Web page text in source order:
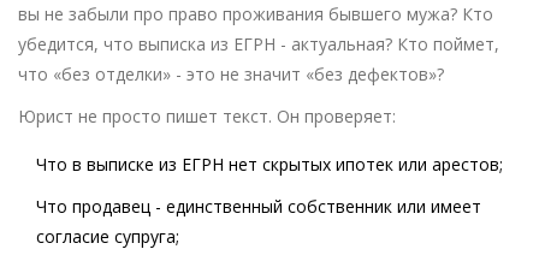
вы не забыли про право проживания бывшего мужа? Кто
убедится, что выписка из ЕГРН - актуальная? Кто поймет,
что «без отделки» - это не значит «без дефектов»?
Юрист не просто пишет текст. Он проверяет:
Что в выписке из ЕГРН нет скрытых ипотек или арестов;
Что продавец - единственный собственник или имеет
согласие супруга;